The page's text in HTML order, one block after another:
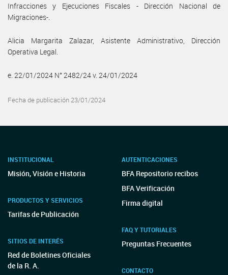
Infracciones y Ejecuciones Fiscales - Dirección Nacional de
Migraciones-.
Alicia Margarita Zalazar, Asistente Administrativo, Dirección
Operativa Legal.
e. 22/01/2024 N° 2482/24 v. 24/01/2024
Fecha de publicación 23/01/2024
INSTITUCIONAL
Misión, Visión e Historia
PRODUCTOS Y SERVICIOS
Tarifas de Publicación
SITIOS DE INTERÉS
Red de Boletines Oficiales
de la R. A.
AUTENTICACIONES
BFA Repositorio recibos
BFA Verificación
Firma digital
FAQ Y TUTORIALES
Preguntas Frecuentes
CONTACTO